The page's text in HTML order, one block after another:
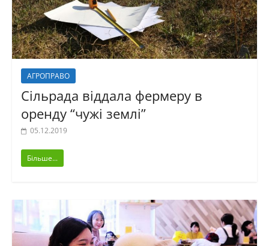
АГРОПРАВО
Сільрада віддала фермеру в
оренду “чужі землі”
05.12.2019
Більше...